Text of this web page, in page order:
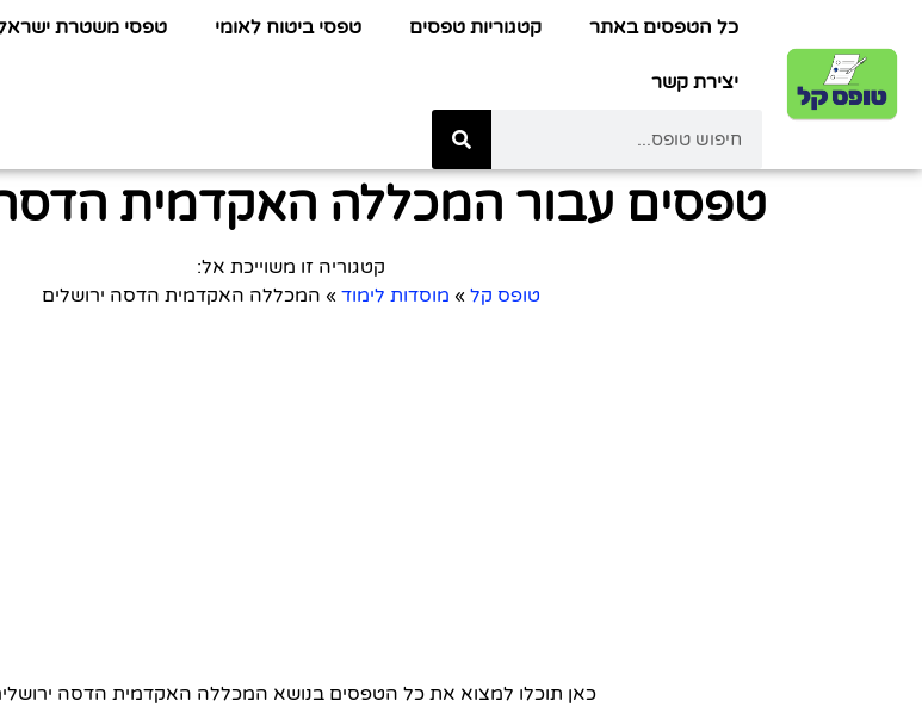
כל הטפסים באתר קטגוריות טפסים טפסי ביטוח לאומי טפסי משטרת
יצירת קשר
טפסים עבור המכללה האקדמית הדסה
קטגוריה זו משוייכת אל:
טופס קל » מוסדות לימוד » המכללה האקדמית הדסה ירושלים
כאן תוכלו למצוא את כל הטפסים בנושא המכללה האקדמית הדסה